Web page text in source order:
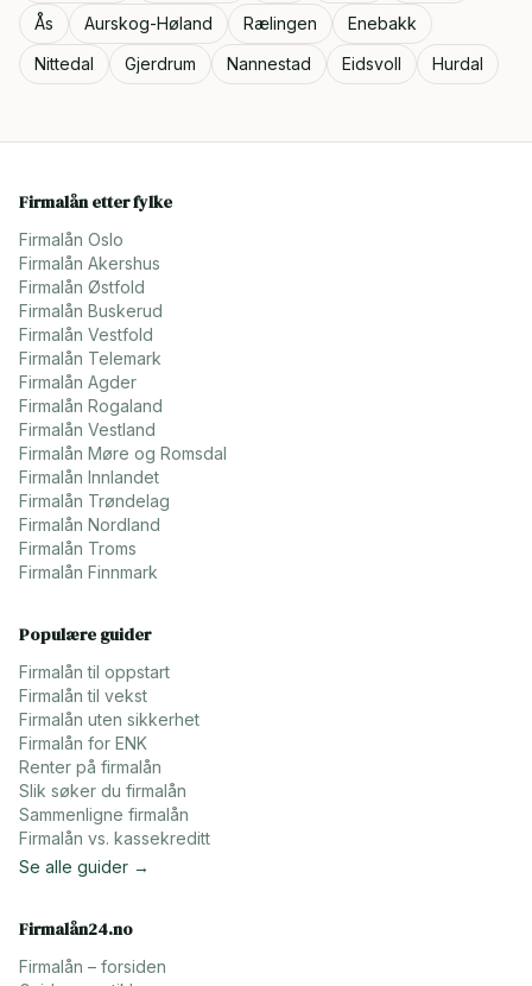
Ås
Aurskog-Høland Rælingen
Enebakk
Nittedal
Gjerdrum Nannestad Eidsvoll Hurdal
Firmalån etter fylke
Firmalån Oslo
Firmalån Akershus
Firmalån Østfold
Firmalån Buskerud
Firmalån Vestfold
Firmalån Telemark
Firmalån Agder
Firmalån Rogaland
Firmalån Vestland
Firmalån Møre og Romsdal
Firmalån Innlandet
Firmalån Trøndelag
Firmalån Nordland
Firmalån Troms
Firmalån Finnmark
Populære guider
Firmalån til oppstart
Firmalån til vekst
Firmalån uten sikkerhet
Firmalån for ENK
Renter på firmalån
Slik søker du firmalån
Sammenligne firmalån
Firmalån vs. kassekreditt
Se alle guider →
Firmalån24.no
Firmalån – forsiden